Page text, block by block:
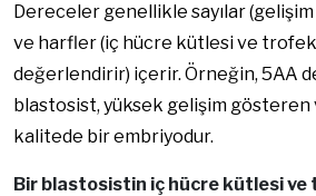
Dereceler genellikle sayılar (gelişim
ve harfler (iç hücre kütlesi ve
değerlendirir) içerir. Örneğin, 5AA
blastosist, yüksek gelişim gösteren
kalitede bir embriyodur.
Bir blastosistin iç hücre kütlesi ve